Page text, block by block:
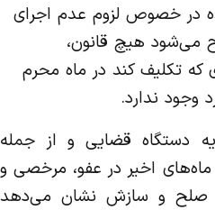
خصوص لزوم عدم اجرای
می­‌شود هیچ قانون،
که تکلیف کند در ماه محرم
وجود ندارد.
دستگاه قضایی و از جمله
اخیر در عفو، مرخصی و
صلح و سازش نشان می‌دهد